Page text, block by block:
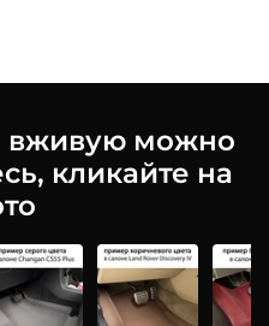
вживую можно
кликайте на